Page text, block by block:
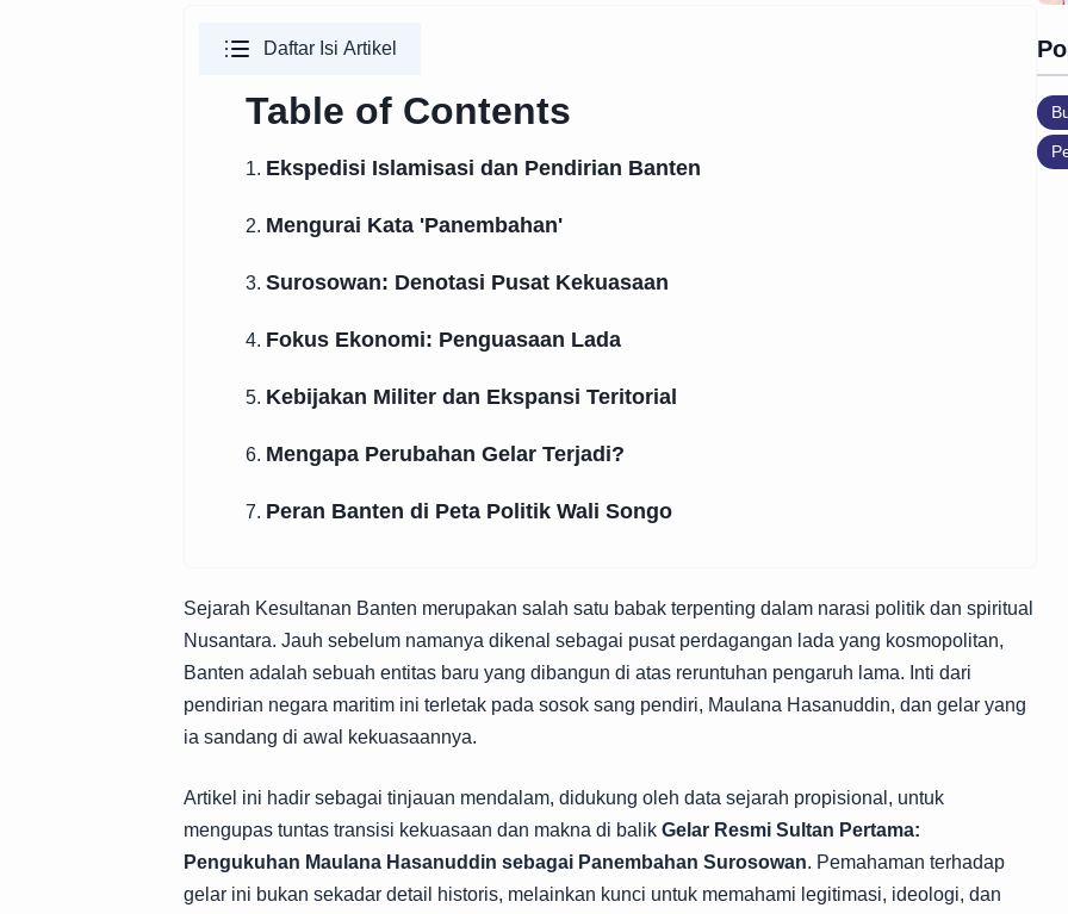
Daftar Isi Artikel
Table of Contents
1. Ekspedisi Islamisasi dan Pendirian Banten
2. Mengurai Kata 'Panembahan'
3. Surosowan: Denotasi Pusat Kekuasaan
4. Fokus Ekonomi: Penguasaan Lada
5. Kebijakan Militer dan Ekspansi Teritorial
6. Mengapa Perubahan Gelar Terjadi?
7. Peran Banten di Peta Politik Wali Songo
Sejarah Kesultanan Banten merupakan salah satu babak terpenting dalam narasi politik dan spiritual
Nusantara. Jauh sebelum namanya dikenal sebagai pusat perdagangan lada yang kosmopolitan,
Banten adalah sebuah entitas baru yang dibangun di atas reruntuhan pengaruh lama. Inti dari
pendirian negara maritim ini terletak pada sosok sang pendiri, Maulana Hasanuddin, dan gelar yang
ia sandang di awal kekuasaannya.
Artikel ini hadir sebagai tinjauan mendalam, didukung oleh data sejarah propisional, untuk
mengupas tuntas transisi kekuasaan dan makna di balik Gelar Resmi Sultan Pertama:
Pengukuhan Maulana Hasanuddin sebagai Panembahan Surosowan. Pemahaman terhadap
gelar ini bukan sekadar detail historis, melainkan kunci untuk memahami legitimasi, ideologi, dan